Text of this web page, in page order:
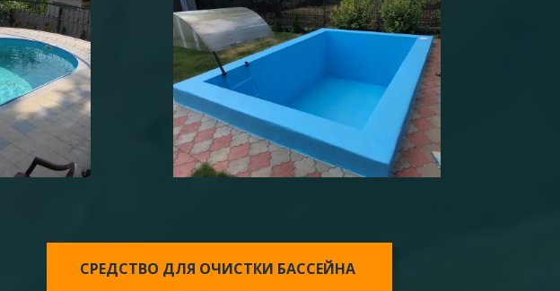
СРЕДСТВО ДЛЯ ОЧИСТКИ БАССЕЙНА